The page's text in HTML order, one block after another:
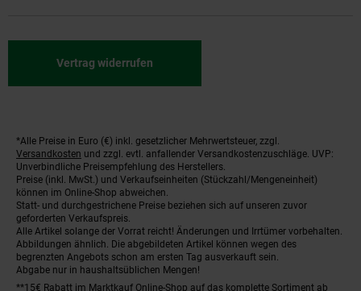
Vertrag widerrufen
Fußnoten
*Alle Preise in Euro (€) inkl. gesetzlicher Mehrwertsteuer, zzgl.
Versandkosten und zzgl. evtl. anfallender Versandkostenzuschläge. UVP:
Unverbindliche Preisempfehlung des Herstellers.
Preise (inkl. MwSt.) und Verkaufseinheiten (Stückzahl/Mengeneinheit)
können im Online-Shop abweichen.
Statt- und durchgestrichene Preise beziehen sich auf unseren zuvor
geforderten Verkaufspreis.
Alle Artikel solange der Vorrat reicht! Änderungen und Irrtümer vorbehalten.
Abbildungen ähnlich. Die abgebildeten Artikel können wegen des
begrenzten Angebots schon am ersten Tag ausverkauft sein.
Abgabe nur in haushaltsüblichen Mengen!
**15€ Rabatt im Marktkauf Online-Shop auf das komplette Sortiment ab